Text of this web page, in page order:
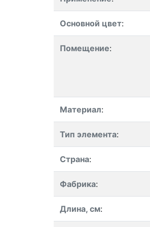
Основной цвет:
Помещение:
Материал:
Тип элемента:
Страна:
Фабрика:
Длина, см: